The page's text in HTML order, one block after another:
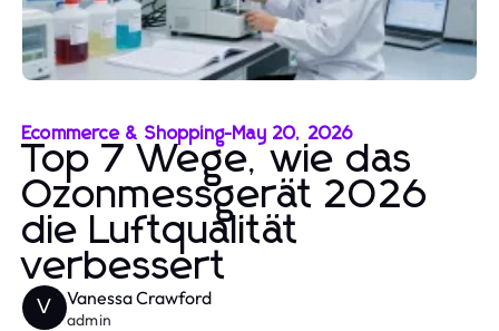
Ecommerce & Shopping-May 20, 2026
Top 7 Wege, wie das
Ozonmessgerät 2026
die Luftqualität
verbessert
V Vanessa Crawford
admin